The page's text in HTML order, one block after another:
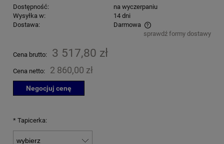
Dostępność:
na wyczerpaniu
Wysyłka w:
14 dni
Dostawa:
Darmowa
Cena nie zawiera ewentualnych kosztów płatnościsprawdź formy dostawy
Cena brutto: 3 517,80 zł
Cena netto: 2 860,00 zł
Negocjuj cenę
* Tapicerka: